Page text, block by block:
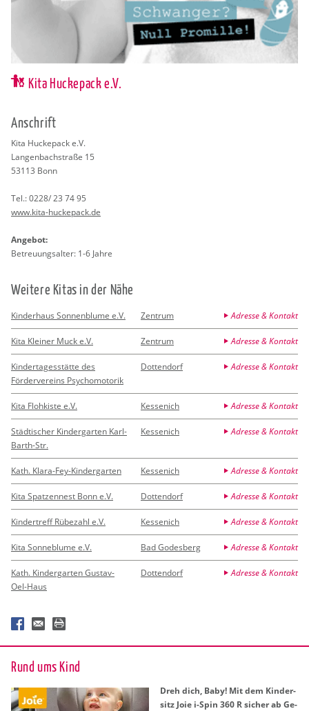
Kita Huckepack e.V.
An­schrift
Kita Hu­cke­pack e.V.
Lan­gen­bach­stra­ße 15
53113 Bonn
Tel.:0228/ 23 74 95
www.​kita-​huckepack.​de
An­ge­bot:
Be­treu­ungs­al­ter: 1-6 Jahre
Wei­te­re Kitas in der Nähe
Kinderhaus Sonnenblume e.V. Zentrum Adresse & Kontakt
Kita Kleiner Muck e.V. Zentrum Adresse & Kontakt
Kindertagesstätte des
Fördervereins Psychomotorik
Dottendorf Adresse & Kontakt
Kita Flohkiste e.V. Kessenich Adresse & Kontakt
Städtischer Kindergarten Karl-
Barth-Str.
Kessenich Adresse & Kontakt
Kath. Klara-Fey-Kindergarten Kessenich Adresse & Kontakt
Kita Spatzennest Bonn e.V. Dottendorf Adresse & Kontakt
Kindertreff Rübezahl e.V. Kessenich Adresse & Kontakt
Kita Sonneblume e.V. Bad Godesberg Adresse & Kontakt
Kath. Kindergarten Gustav-
Oel-Haus
Dottendorf Adresse & Kontakt
Rund ums Kind
Dreh dich, Baby! Mit dem Kin­der­
sitz Joie i-Spin 360 R si­cher ab Ge­